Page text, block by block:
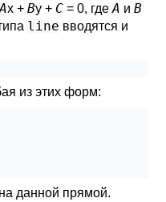
Ax + By + C = 0, гдеA и B
line вводятся и
из этих форм:
данной прямой.